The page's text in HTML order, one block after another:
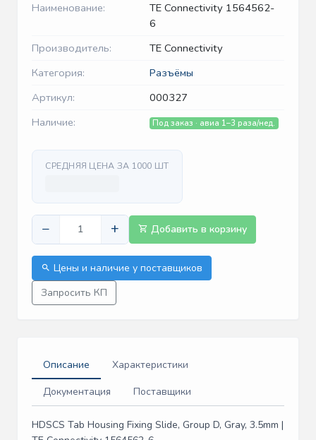
Наименование:
TE Connectivity 1564562-
6
Производитель:
TE Connectivity
Категория:
Разъёмы
Артикул:
000327
Наличие:
Под заказ · авиа 1–3 раза/нед.
СРЕДНЯЯ ЦЕНА ЗА 1000 ШТ
− + Добавить в корзину
Цены и наличие у поставщиков
Запросить КП
Описание
Характеристики
Документация
Поставщики
HDSCS Tab Housing Fixing Slide, Group D, Gray, 3.5mm |